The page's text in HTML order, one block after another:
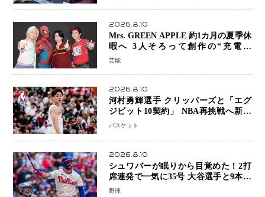
2026.8.10
Mrs. GREEN APPLE 約1カ月の夏季休
暇へ 3人そろって創作の“充電期
間”「自分らしいインプットを」
芸能
2026.8.10
河村勇輝選手 クリッパーズと「エグ
ジビット10契約」 NBA再挑戦へ新た
な一歩、八村塁選手との共闘にも期待
バスケット
2026.8.10
シュワバーが眠りから目覚めた！2打
席連発で一気に35号 大谷選手と9本差
に 本塁打王争いで単独トップ浮上
野球